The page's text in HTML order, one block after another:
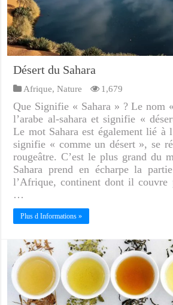
Désert du Sahara
Afrique,Nature 1,679
Que Signifie « Sahara » ? Le nom
l’arabe al-sahara et signifie «
Le mot Sahara est également lié à
signifie « comme un désert », se
rougeâtre. C’est le plus grand du
Sahara prend en écharpe la
l’Afrique, continent dont il couvre
…
Plus d Informations »